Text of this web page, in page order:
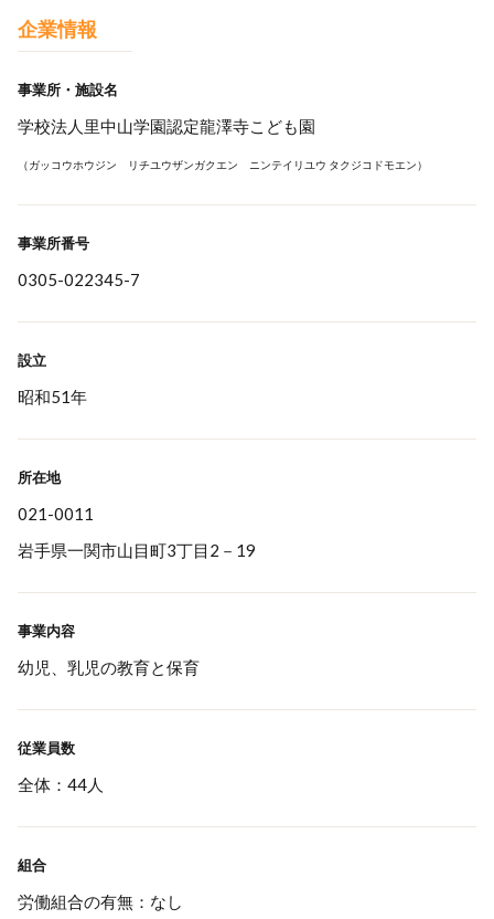
企業情報
事業所・施設名
学校法人里中山学園認定龍澤寺こども園
（ガッコウホウジン リチユウザンガクエン ニンテイリユウ タクジコドモエン）
事業所番号
0305-022345-7
設立
昭和51年
所在地
021-0011
岩手県一関市山目町3丁目2－19
事業内容
幼児、乳児の教育と保育
従業員数
全体：44人
組合
労働組合の有無：なし